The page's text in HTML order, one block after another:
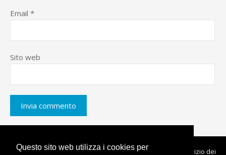
Email *
Sito web
Della politica al servizio dei
« Banda larga e mente stretta
Questo sito web utilizza i cookies per